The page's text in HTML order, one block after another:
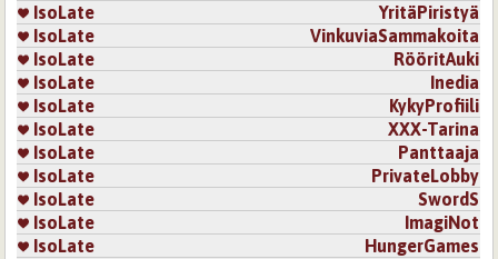
IsoLate
YritäPiristyä
IsoLate
VinkuviaSammakoita
IsoLate
RööritAuki
IsoLate
Inedia
IsoLate
KykyProfiili
IsoLate
XXX-Tarina
IsoLate
Panttaaja
IsoLate
PrivateLobby
IsoLate
SwordS
IsoLate
ImagiNot
IsoLate
HungerGames